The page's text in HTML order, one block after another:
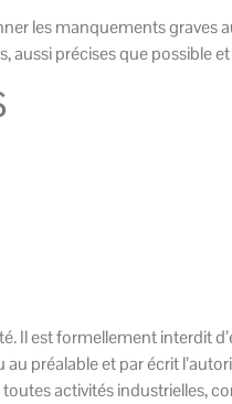
les manquements graves
précises que possible
Il est formellement interdit
préalable et par écrit
activités industrielles,